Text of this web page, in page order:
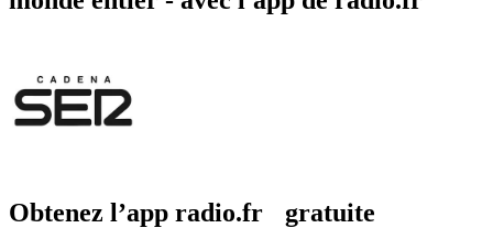
Obtenez l’app radio.fr gratuite